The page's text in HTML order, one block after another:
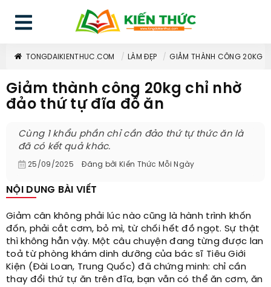
TONGDAIKIENTHUC.COM LÀM ĐẸP GIẢM THÀNH CÔNG 20KG
Giảm thành công 20kg chỉ nhờ
đảo thứ tự đĩa đồ ăn
Cùng 1 khẩu phần chỉ cần đảo thứ tự thức ăn là
đã có kết quả khác.
25/09/2025 Đăng bởi Kiến Thức Mỗi Ngày
NỘI DUNG BÀI VIẾT
Giảm cân không phải lúc nào cũng là hành trình khốn
đốn, phải cắt cơm, bỏ mì, từ chối hết đồ ngọt. Sự thật
thì không hẳn vậy. Một câu chuyện đang từng được lan
toả từ phòng khám dinh dưỡng của bác sĩ Tiêu Giới
Kiện (Đài Loan, Trung Quốc) đã chứng minh: chỉ cần
thay đổi thứ tự ăn trên đĩa, bạn vẫn có thể ăn cơm, ăn